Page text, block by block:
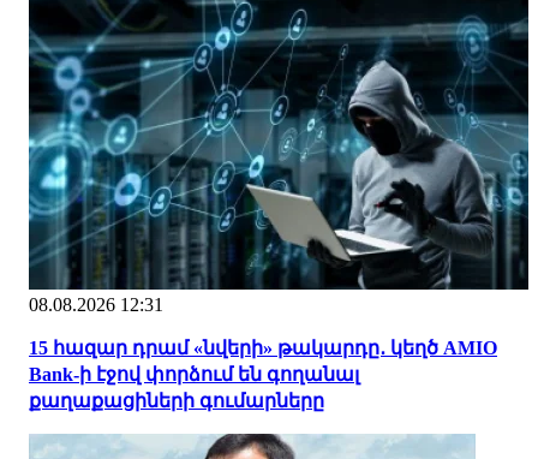
08.08.2026 12:31
15 հազար դրամ «նվերի» թակարդը․ կեղծ AMIO
Bank-ի էջով փորձում են գողանալ
քաղաքացիների գումարները